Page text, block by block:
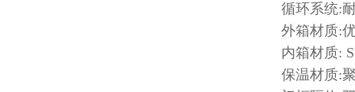
循环系统:
外箱材质:
内箱材质:
保温材质: